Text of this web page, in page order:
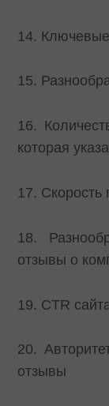
14.
15.
16.
которая
17. Скорость
18.
отзывы о
19. CTR
20.
отзывы